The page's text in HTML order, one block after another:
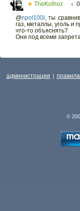
★ TheKolhoz ○
@npol100l ,ты
газ, металлы, уголь и
что-то объяснять?
Они под всеми
администрация | правила
©